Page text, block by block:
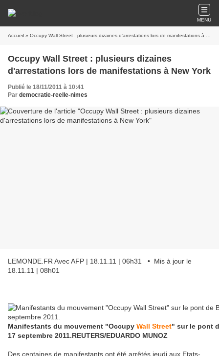
MENU
Accueil » Occupy Wall Street : plusieurs dizaines d'arrestations lors de manifestations à New York
Occupy Wall Street : plusieurs dizaines
d'arrestations lors de manifestations à New York
Publié le 18/11/2011 à 10:41
Par democratie-reelle-nimes
LEMONDE.FR Avec AFP | 18.11.11 | 06h31 • Mis à jour le
18.11.11 | 08h01
Manifestants du mouvement "Occupy Wall Street" sur le pont
17 septembre 2011.REUTERS/EDUARDO MUNOZ
Des centaines de manifestants ont été arrêtés jeudi aux Etats-